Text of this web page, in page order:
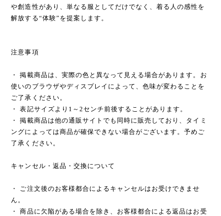
や創造性があり、単なる服としてだけでなく、着る人の感性を
解放する“体験”を提案します。
注意事項
・ 掲載商品は、実際の色と異なって見える場合があります。お
使いのブラウザやディスプレイによって、色味が変わることを
ご了承ください。
・ 表記サイズより1～2センチ前後することがあります。
・ 掲載商品は他の通販サイトでも同時に販売しており、タイミ
ングによっては商品が確保できない場合がございます。予めご
了承ください。
キャンセル・返品・交換について
・ ご注文後のお客様都合によるキャンセルはお受けできませ
ん。
・ 商品に欠陥がある場合を除き、お客様都合による返品はお受